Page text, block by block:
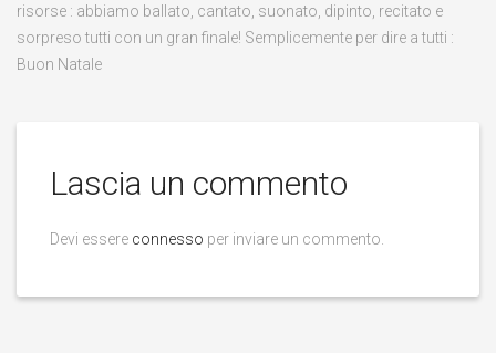
risorse : abbiamo ballato, cantato, suonato, dipinto, recitato e
sorpreso tutti con un gran finale! Semplicemente per dire a tutti :
Buon Natale
Lascia un commento
Devi essere connesso per inviare un commento.